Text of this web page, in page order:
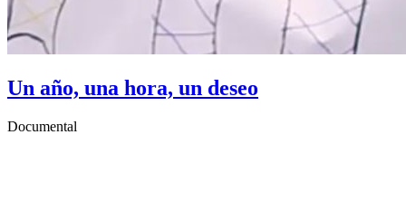
Un año, una hora, un deseo
Documental